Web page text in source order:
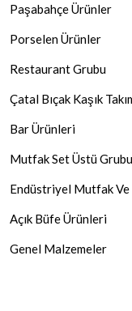
Paşabahçe Ürünler
Porselen Ürünler
Restaurant Grubu
Çatal Bıçak Kaşık
Bar Ürünleri
Mutfak Set Üstü Grubu
Endüstriyel Mutfak Ve
Açık Büfe Ürünleri
Genel Malzemeler